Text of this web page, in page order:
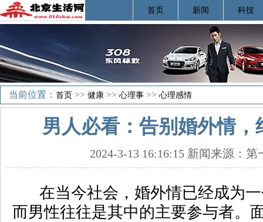
首页 新闻 科技
当前位置： 首页 >> 健康 >> 心理事 >> 心理感情
男人必看：告别婚外情，
2024-3-13 16:16:15 新闻来源：第
在当今社会，婚外情已经成为
而男性往往是其中的主要参与者。